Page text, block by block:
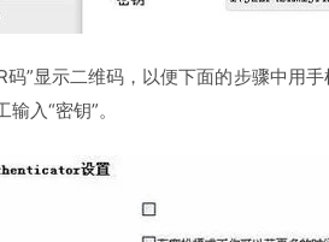
码”显示二维码，以便下面的步骤中用
入“密钥”。